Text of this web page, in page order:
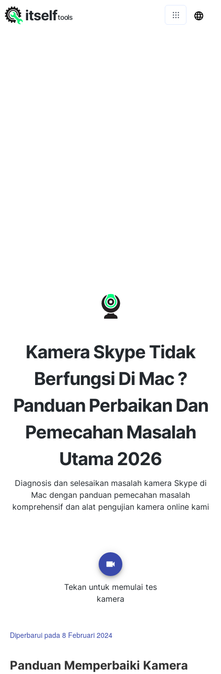
Kamera Skype Tidak
Berfungsi Di Mac ?
Panduan Perbaikan Dan
Pemecahan Masalah
Utama 2026
Diagnosis dan selesaikan masalah kamera Skype di
Mac dengan panduan pemecahan masalah
komprehensif dan alat pengujian kamera online kami
Tekan untuk memulai tes
kamera
Diperbarui pada 8 Februari 2024
Panduan Memperbaiki Kamera
itselftools